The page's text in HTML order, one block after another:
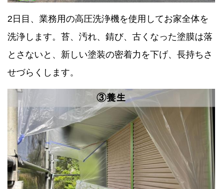
2日目、業務用の高圧洗浄機を使用してお家全体を
洗浄します。苔、汚れ、錆び、古くなった塗膜は落
とさないと、新しい塗装の密着力を下げ、長持ちさ
せづらくします。